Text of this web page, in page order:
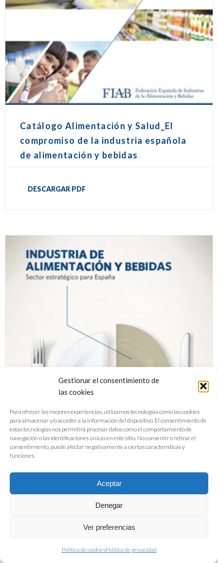
Gestionar el consentimiento de
las cookies
Para ofrecer las mejores experiencias, utilizamos tecnologías como las cookies
para almacenar y/o acceder a la información del dispositivo. El consentimiento de
estas tecnologías nos permitirá procesar datos como el comportamiento de
navegación o las identificaciones únicas en este sitio. No consentir o retirar el
consentimiento, puede afectar negativamente a ciertas características y
funciones.
Aceptar
Denegar
Ver preferencias
Política de cookiesPolítica de privacidad
Catálogo Alimentación y Salud_El
compromiso de la industria española
de alimentación y bebidas
DESCARGAR PDF
Folleto La industria alimentaria